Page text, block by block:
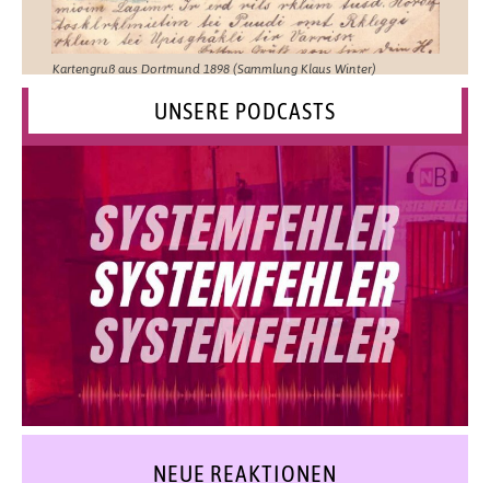
Kartengruß aus Dortmund 1898 (Sammlung Klaus Winter)
UNSERE PODCASTS
NEUE REAKTIONEN